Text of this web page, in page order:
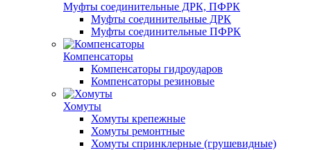
Муфты соединительные ДРК, ПФРК
Муфты соединительные ДРК
Муфты соединительные ПФРК
Компенсаторы
Компенсаторы гидроударов
Компенсаторы резиновые
Хомуты
Хомуты крепежные
Хомуты ремонтные
Хомуты спринклерные (грушевидные)